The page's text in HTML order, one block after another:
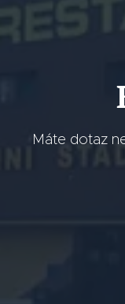
Máte dotaz